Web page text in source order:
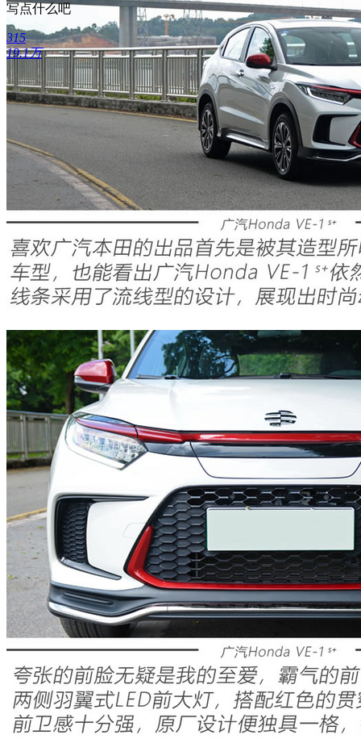
写点什么吧
315
19.1万